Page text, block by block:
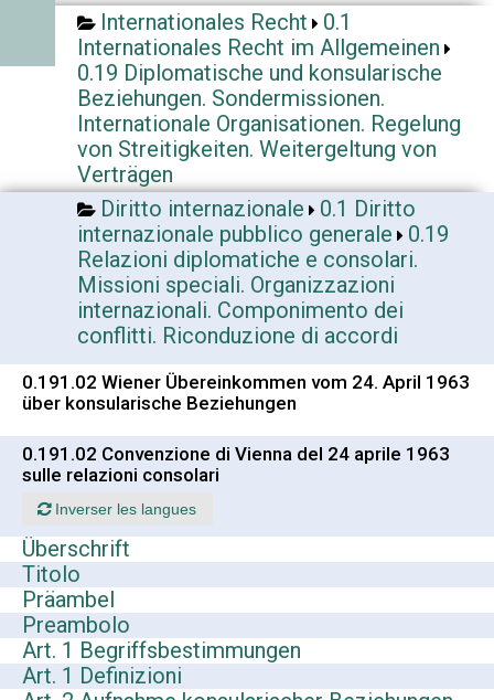
Internationales Recht
0.1
Internationales Recht im Allgemeinen
0.19 Diplomatische und konsularische
Beziehungen. Sondermissionen.
Internationale Organisationen. Regelung
von Streitigkeiten. Weitergeltung von
Verträgen
Diritto internazionale
0.1 Diritto
internazionale pubblico generale
0.19
Relazioni diplomatiche e consolari.
Missioni speciali. Organizzazioni
internazionali. Componimento dei
conflitti. Riconduzione di accordi
0.191.02 Wiener Übereinkommen vom 24. April 1963
über konsularische Beziehungen
0.191.02 Convenzione di Vienna del 24 aprile 1963
sulle relazioni consolari
Inverser les langues
Überschrift
Titolo
Präambel
Preambolo
Art. 1 Begriffsbestimmungen
Art. 1 Definizioni